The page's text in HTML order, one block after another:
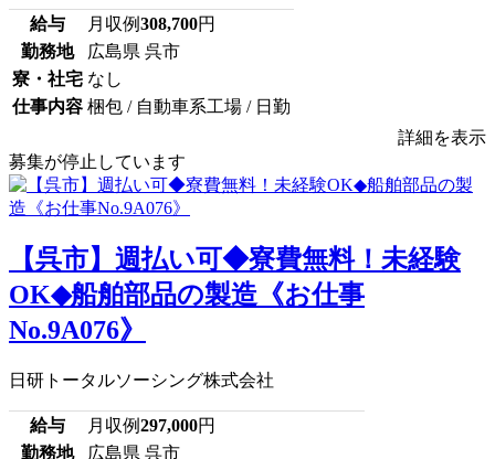
給与 月収例308,700円
勤務地
広島県 呉市
寮・社宅 なし
仕事内容 梱包 / 自動車系工場 / 日勤
詳細を表示
募集が停止しています
【呉市】週払い可◆寮費無料！未経験
OK◆船舶部品の製造《お仕事
No.9A076》
日研トータルソーシング株式会社
給与 月収例297,000円
勤務地
広島県 呉市